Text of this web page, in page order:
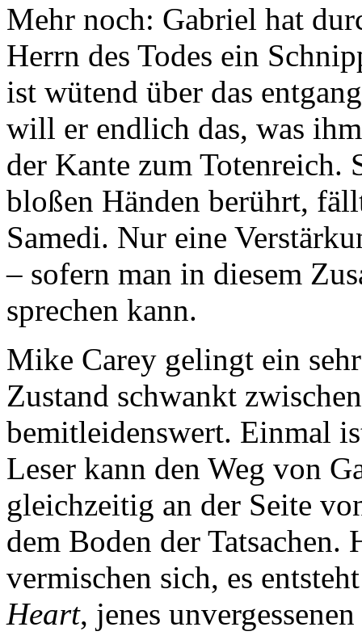
Mehr noch: Gabriel hat
Herrn des Todes ein
ist wütend über das
will er endlich das, was
der Kante zum Totenreich.
bloßen Händen berührt,
Samedi. Nur eine
– sofern man in diesem
sprechen kann.
Mike Carey gelingt ein
Zustand schwankt
bemitleidenswert. Einmal
Leser kann den Weg von
gleichzeitig an der Seite
dem Boden der
vermischen sich, es
Heart, jenes